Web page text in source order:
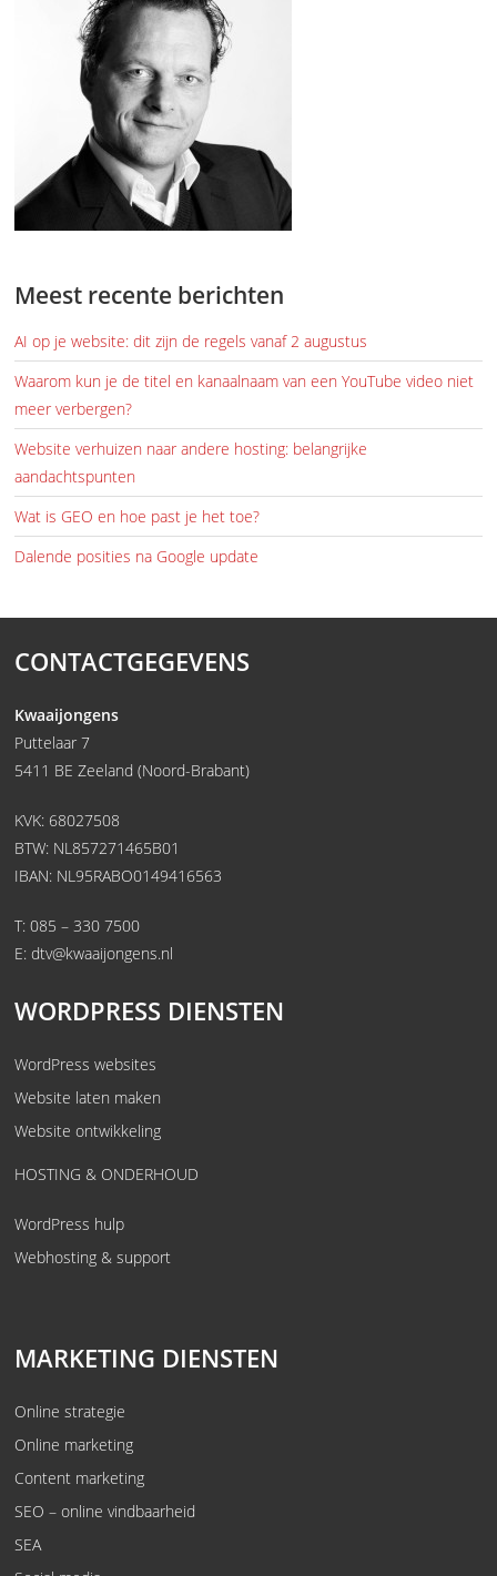
Meest recente berichten
AI op je website: dit zijn de regels vanaf 2 augustus
Waarom kun je de titel en kanaalnaam van een YouTube video niet
meer verbergen?
Website verhuizen naar andere hosting: belangrijke
aandachtspunten
Wat is GEO en hoe past je het toe?
Dalende posities na Google update
CONTACTGEGEVENS
Kwaaijongens
Puttelaar 7
5411 BE Zeeland (Noord-Brabant)
KVK: 68027508
BTW: NL857271465B01
IBAN: NL95RABO0149416563
T:085 – 330 7500
E:dtv@kwaaijongens.nl
WORDPRESS DIENSTEN
WordPress websites
Website laten maken
Website ontwikkeling
HOSTING & ONDERHOUD
WordPress hulp
Webhosting & support
MARKETING DIENSTEN
Online strategie
Online marketing
Content marketing
SEO – online vindbaarheid
SEA